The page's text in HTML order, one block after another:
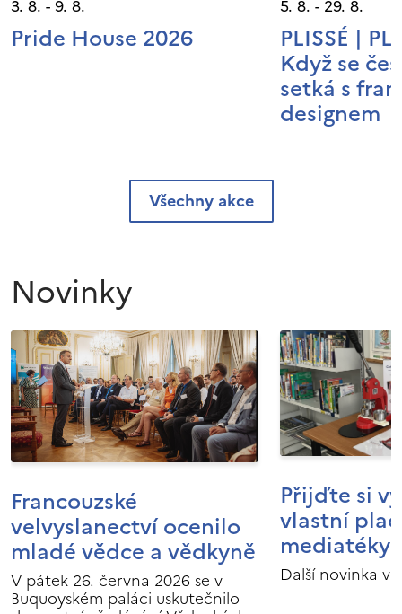
3. 8. - 9. 8.
Pride House 2026
5. 8. - 29. 8.
PLISSÉ |
Když se
setká s
designem
Všechny akce
Novinky
Francouzské
velvyslanectví ocenilo
mladé vědce a vědkyně
V pátek 26. června 2026 se v
Buquoyském paláci uskutečnilo
Přijďte si
vlastní
mediatéky
Další novinka v